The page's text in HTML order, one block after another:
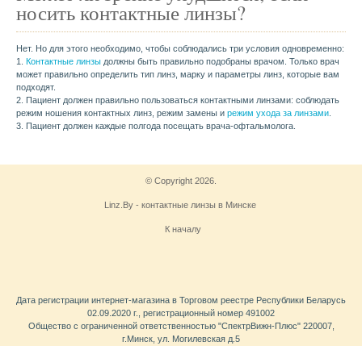
носить контактные линзы?
Нет. Но для этого необходимо, чтобы соблюдались три условия одновременно:
1. Контактные линзы должны быть правильно подобраны врачом. Только врач
может правильно определить тип линз, марку и параметры линз, которые вам
подходят.
2. Пациент должен правильно пользоваться контактными линзами: соблюдать
режим ношения контактных линз, режим замены и режим ухода за линзами
3. Пациент должен каждые полгода посещать врача-офтальмолога.
© Copyright 2026.
Linz.By - контактные линзы в Минске
К началу
Дата регистрации интернет-магазина в Торговом реестре Республики Беларусь
02.09.2020 г., регистрационный номер 491002
Общество с ограниченной ответственностью "СпектрВижн-Плюс" 220007,
г.Минск, ул. Могилевская д.5